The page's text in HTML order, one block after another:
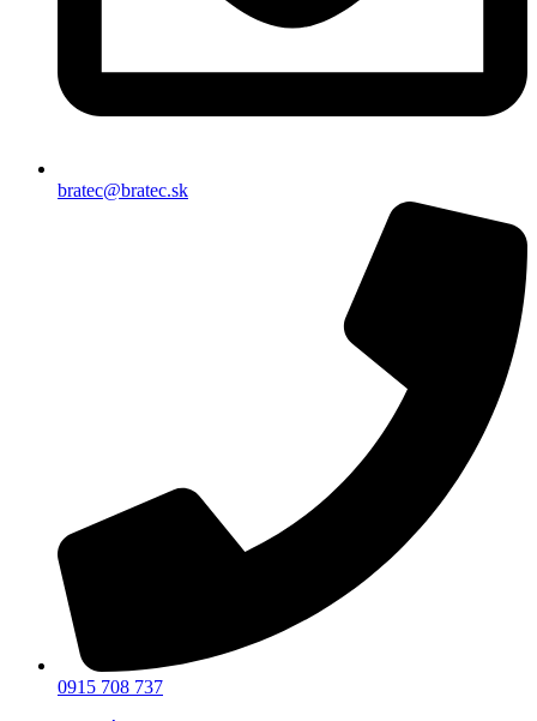
bratec@bratec.sk
0915 708 737